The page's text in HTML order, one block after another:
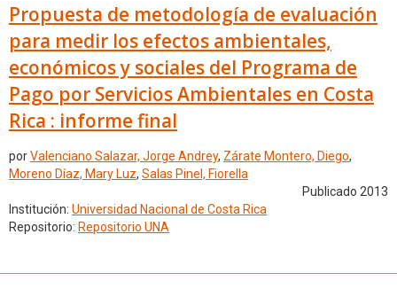
Propuesta de metodología de evaluación
para medir los efectos ambientales,
económicos y sociales del Programa de
Pago por Servicios Ambientales en Costa
Rica : informe final
porValenciano Salazar, Jorge Andrey, Zárate Montero, Diego,
Moreno Díaz, Mary Luz, Salas Pinel, Fiorella
Publicado 2013
Institución: Universidad Nacional de Costa Rica
Repositorio: Repositorio UNA